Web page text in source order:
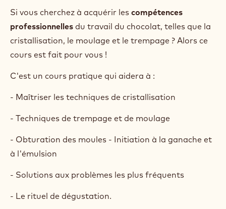
Si vous cherchez à acquérir les compétences
professionnelles du travail du chocolat, telles que la
cristallisation, le moulage et le trempage ? Alors ce
cours est fait pour vous !
C'est un cours pratique qui aidera à :
- Maîtriser les techniques de cristallisation
- Techniques de trempage et de moulage
- Obturation des moules - Initiation à la ganache et
à l'émulsion
- Solutions aux problèmes les plus fréquents
- Le rituel de dégustation.